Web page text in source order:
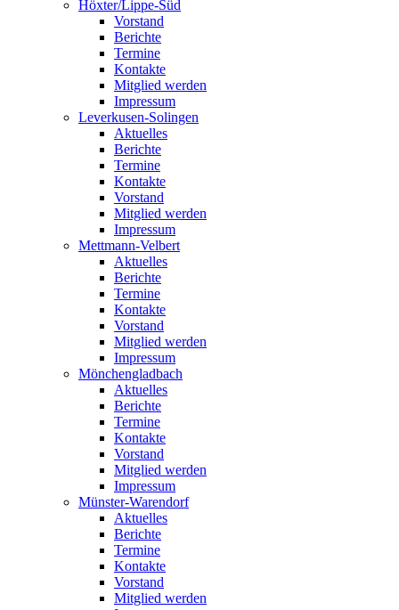
Höxter/Lippe-Süd
Vorstand
Berichte
Termine
Kontakte
Mitglied werden
Impressum
Leverkusen-Solingen
Aktuelles
Berichte
Termine
Kontakte
Vorstand
Mitglied werden
Impressum
Mettmann-Velbert
Aktuelles
Berichte
Termine
Kontakte
Vorstand
Mitglied werden
Impressum
Mönchengladbach
Aktuelles
Berichte
Termine
Kontakte
Vorstand
Mitglied werden
Impressum
Münster-Warendorf
Aktuelles
Berichte
Termine
Kontakte
Vorstand
Mitglied werden